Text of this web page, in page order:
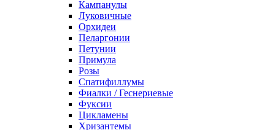
Кампанулы
Луковичные
Орхидеи
Пеларгонии
Петунии
Примула
Розы
Спатифиллумы
Фиалки / Геснериевые
Фуксии
Цикламены
Хризантемы